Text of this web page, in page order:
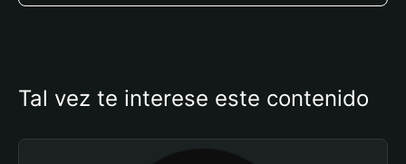
Tal vez te interese este contenido